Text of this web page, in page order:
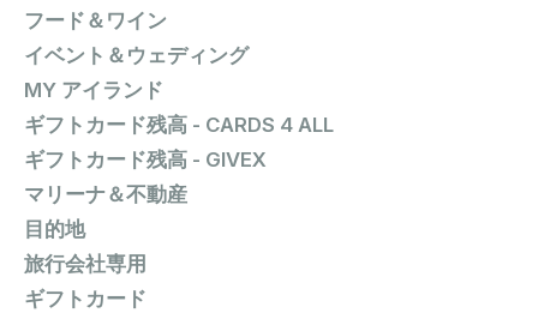
フード＆ワイン
イベント＆ウェディング
MY アイランド
ギフトカード残高 - CARDS 4 ALL
ギフトカード残高 - GIVEX
マリーナ＆不動産
目的地
旅行会社専用
ギフトカード